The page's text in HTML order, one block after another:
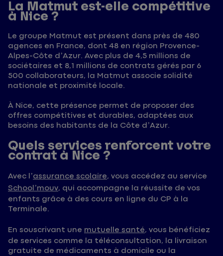
La Matmut est-elle compétitive
à Nice ?
Le groupe Matmut est présent dans près de 480
agences en France, dont 48 en région Provence-
Alpes-Côte d’Azur. Avec plus de 4,5 millions de
sociétaires et 8,1 millions de contrats gérés par 6
500 collaborateurs, la Matmut associe solidité
nationale et proximité locale.
À Nice, cette présence permet de proposer des
offres compétitives et durables, adaptées aux
besoins des habitants de la Côte d’Azur.
Quels services renforcent votre
contrat à Nice ?
Avec l’assurance scolaire, vous accédez au service
School’mouv, qui accompagne la réussite de vos
enfants grâce à des cours en ligne du CP à la
Terminale.
En souscrivant une mutuelle santé, vous bénéficiez
de services comme la téléconsultation, la livraison
gratuite de médicaments à domicile ou la